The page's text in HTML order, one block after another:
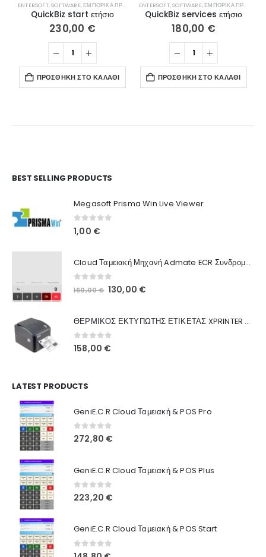
ENTERSOFT,SOFTWARE,ΕΜΠΟΡΙΚΆ ΠΡΟΓΡΆΜΜΑΤΑ
QuickBiz start ετήσιο
230,00 €
ΠΡΟΣΘΉΚΗ ΣΤΟ ΚΑΛΆΘΙ
ENTERSOFT,SOFTWARE,ΕΜΠΟΡΙΚΆ ΠΡΟΓΡΆΜΜΑΤΑ
QuickBiz services ετήσιο
180,00 €
ΠΡΟΣΘΉΚΗ ΣΤΟ ΚΑΛΆΘΙ
BEST SELLING PRODUCTS
Megasoft Prisma Win Live Viewer
0 out of 5
1,00 €
Cloud Ταμειακή Μηχανή Admate ECR Συνδρομή 12 μηνών
out of 5
160,00€ Original
160,00 €.
130,00 €Η
είναι:
ΘΕΡΜΙΚΟΣ ΕΚΤΥΠΩΤΗΣ ΕΤΙΚΕΤΑΣ XPRINTER XP-420B
0out of 5
158,00 €
LATEST PRODUCTS
GeniE.C.R Cloud Ταμειακή & POS Pro
0out of 5
272,80 €
GeniE.C.R Cloud Ταμειακή & POS Plus
0out of 5
223,20 €
GeniE.C.R Cloud Ταμειακή & POS Start
0out of 5
Ο Λογαριασμός μου
Στοιχεία λογαριασμού
Παραγγελίες
Πληροφορίες Καταστήματος
Ποιοι Είμαστε
Γιατί Εμάς
Blog
Όροι Χρήσης
Τρόποι Αγοράς
Τρόποι Πληρωμής
Τρόποι Αποστολής
Ασφάλεια Πληρωμών